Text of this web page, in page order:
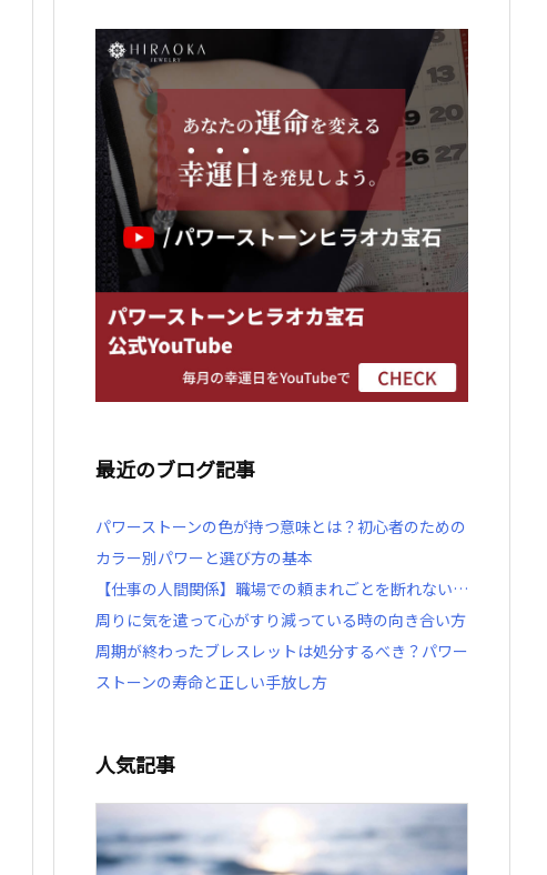
最近のブログ記事
パワーストーンの色が持つ意味とは？初心者のための
カラー別パワーと選び方の基本
【仕事の人間関係】職場での頼まれごとを断れない…
周りに気を遣って心がすり減っている時の向き合い方
周期が終わったブレスレットは処分するべき？パワー
ストーンの寿命と正しい手放し方
人気記事